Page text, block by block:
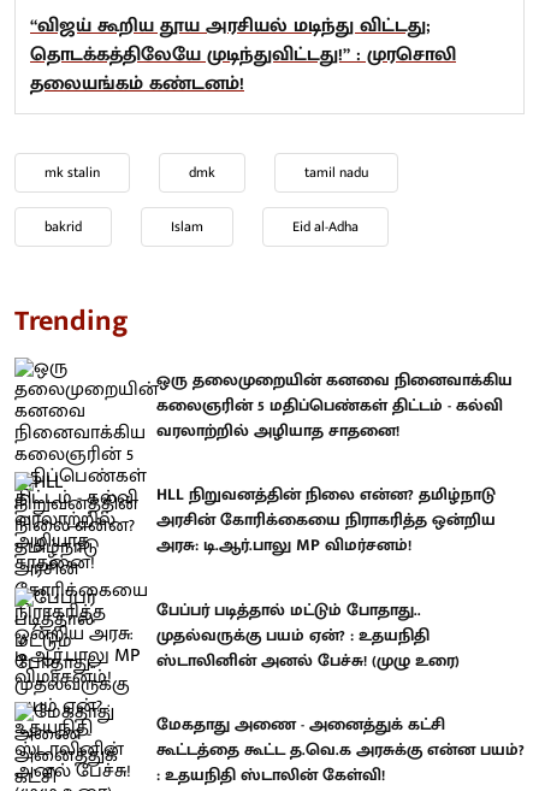
“விஜய் கூறிய தூய அரசியல் மடிந்து விட்டது;
தொடக்கத்திலேயே முடிந்துவிட்டது!” : முரசொலி
தலையங்கம் கண்டனம்!
mk stalin dmk tamil nadu
bakrid Islam Eid al-Adha
Trending
ஒரு தலைமுறையின் கனவை நினைவாக்கிய
கலைஞரின் 5 மதிப்பெண்கள் திட்டம் - கல்வி
வரலாற்றில் அழியாத சாதனை!
HLL நிறுவனத்தின் நிலை என்ன? தமிழ்நாடு
அரசின் கோரிக்கையை நிராகரித்த ஒன்றிய
அரசு: டி.ஆர்.பாலு MP விமர்சனம்!
பேப்பர் படித்தால் மட்டும் போதாது..
முதல்வருக்கு பயம் ஏன்? : உதயநிதி
ஸ்டாலினின் அனல் பேச்சு! (முழு உரை)
மேகதாது அணை - அனைத்துக் கட்சி
கூட்டத்தை கூட்ட த.வெ.க அரசுக்கு என்ன பயம்?
: உதயநிதி ஸ்டாலின் கேள்வி!